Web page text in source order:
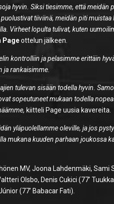
hyvin. Siksi tiesimme, että
tiiviinä, meidän piti
Virheet lopulta tulivat, kuten
Pageottelun jälkeen.
kontrolliin ja pelasimme erittäin
ja rankaisimme.
tulevan sisään todella hyvin.
sopeutuneet mukaan todella
kiitteli Page uusia kavereita.
yläpuolellamme oleville, ja jos
mukana kuuden parhaan joukossa
MV, Joona Lahdenmäki, Sami
Olsbo, Denis Cukici (77’
(77’ Babacar Fati).